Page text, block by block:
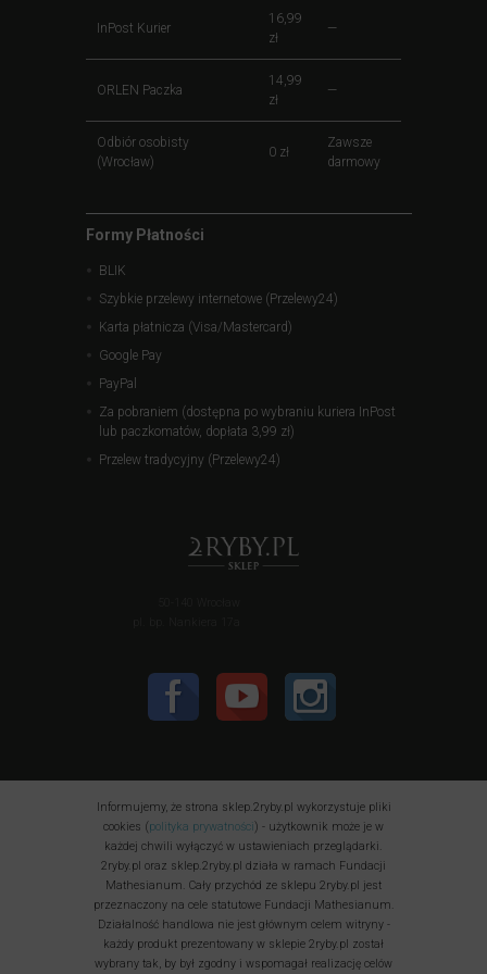
InPost Kurier
16,99
zł
—
ORLEN Paczka
14,99
zł
—
Odbiór osobisty
(Wrocław)
0 zł
Zawsze
darmowy
Formy Płatności
BLIK
Szybkie przelewy internetowe (Przelewy24)
Karta płatnicza (Visa/Mastercard)
Google Pay
PayPal
Za pobraniem (dostępna po wybraniu kuriera InPost
lub paczkomatów, dopłata 3,99 zł)
Przelew tradycyjny (Przelewy24)
Informujemy, że strona sklep.2ryby.pl wykorzystuje pliki
cookies (polityka prywatności) - użytkownik może je w
każdej chwili wyłączyć w ustawieniach przeglądarki.
2ryby.pl oraz sklep.2ryby.pl działa w ramach Fundacji
Mathesianum. Cały przychód ze sklepu 2ryby.pl jest
przeznaczony na cele statutowe Fundacji Mathesianum.
Działalność handlowa nie jest głównym celem witryny -
każdy produkt prezentowany w sklepie 2ryby.pl został
wybrany tak, by był zgodny i wspomagał realizację celów